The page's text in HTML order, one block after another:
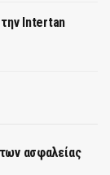
την Intertan
ασφαλείας